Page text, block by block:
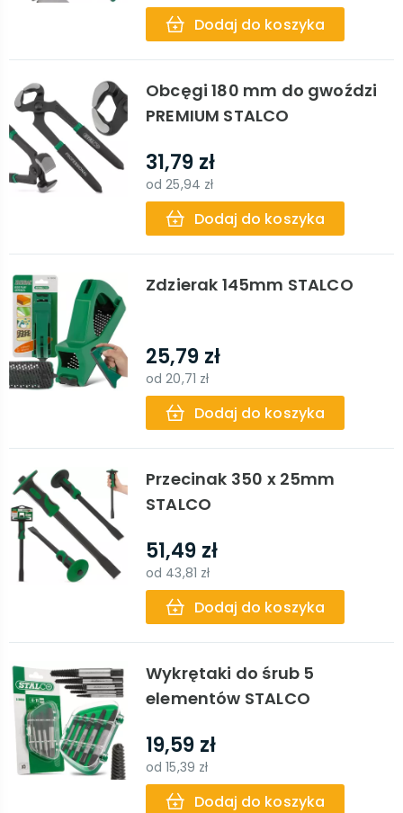
Dodaj do koszyka
Obcęgi 180 mm do gwoździ
PREMIUM STALCO
31,79 zł
od25,94 zł
Dodaj do koszyka
Zdzierak 145mm STALCO
25,79 zł
od20,71 zł
Dodaj do koszyka
Przecinak 350 x 25mm
STALCO
51,49 zł
od 43,81 zł
Dodaj do koszyka
Wykrętaki do śrub 5
elementów STALCO
19,59 zł
od15,39 zł
Dodaj do koszyka